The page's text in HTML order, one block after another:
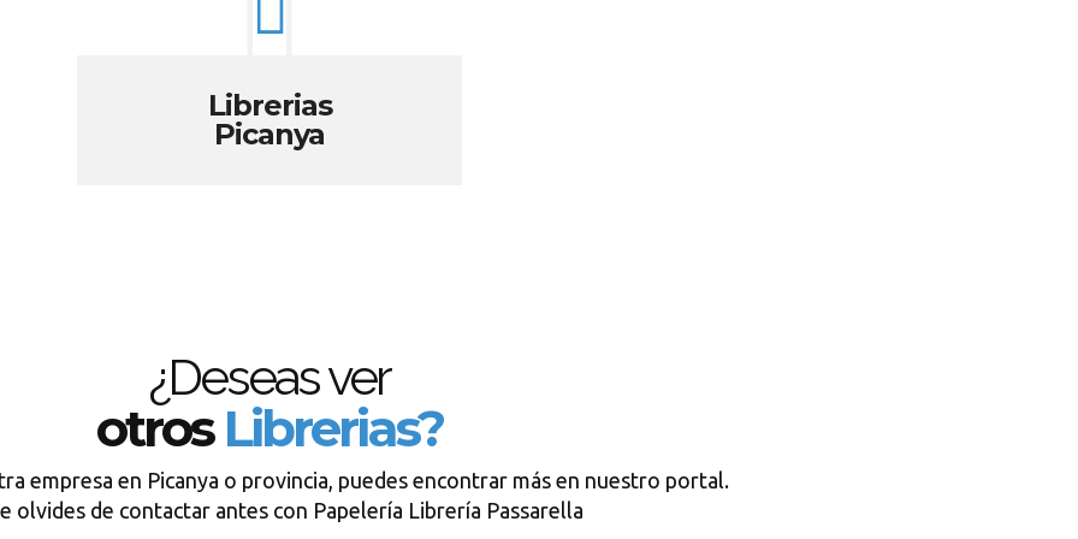
Librerias
Picanya
¿Deseas ver
otrosLibrerias?
empresa en Picanya o provincia, puedes encontrar más en nuestro portal.
olvides de contactar antes con Papelería Librería Passarella